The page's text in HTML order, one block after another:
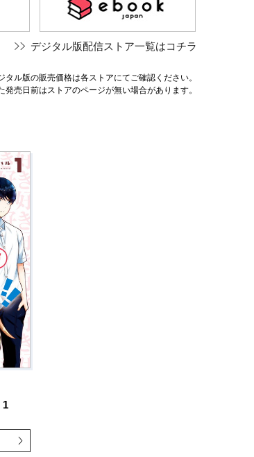
デジタル版配信ストア一覧はコチラ
ル版の販売価格は各ストアにてご確認ください。
売日前はストアのページが無い場合があります。
1